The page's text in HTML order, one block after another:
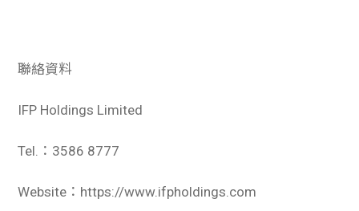
聯絡資料
IFP Holdings Limited
Tel.：3586 8777
Website：https://www.ifpholdings.com